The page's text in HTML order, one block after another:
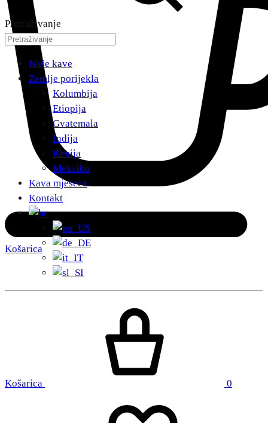
Košarica
Pretraživanje
Naše kave
Zemlje porijekla
Kolumbija
Etiopija
Gvatemala
Indija
Kenija
Meksiko
Kava mjeseca
Kontakt
Košarica 0